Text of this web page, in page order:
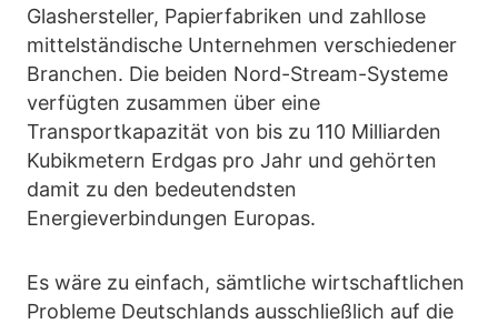
Glashersteller, Papierfabriken und zahllose
mittelständische Unternehmen verschiedener
Branchen. Die beiden Nord-Stream-Systeme
verfügten zusammen über eine
Transportkapazität von bis zu 110 Milliarden
Kubikmetern Erdgas pro Jahr und gehörten
damit zu den bedeutendsten
Energieverbindungen Europas.
Es wäre zu einfach, sämtliche wirtschaftlichen
Probleme Deutschlands ausschließlich auf die